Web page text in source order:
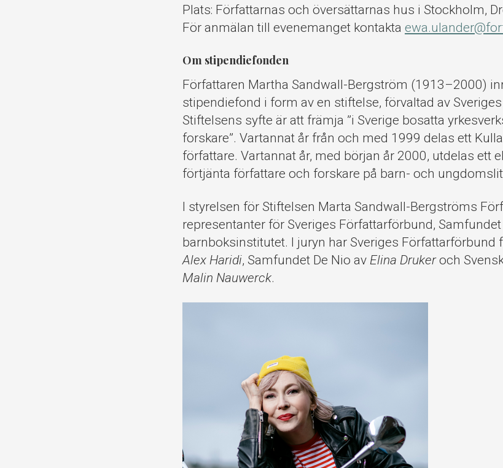
Plats: Författarnas och översättarnas hus i Stockholm,
För anmälan till evenemanget kontakta
Om stipendiefonden
Författaren Martha Sandwall-Bergström (1913–2000)
stipendiefond i form av en stiftelse, förvaltad av
Stiftelsens syfte är att främja ”i Sverige bosatta
forskare”. Vartannat år från och med 1999 delas ett
författare. Vartannat år, med början år 2000, utdelas ett
förtjänta författare och forskare på barn- och
I styrelsen för Stiftelsen Marta Sandwall-Bergströms
representanter för Sveriges Författarförbund,
barnboksinstitutet. I juryn har Sveriges Författarförbund
Alex Haridi, Samfundet De Nio av Elina Drukeroch
Malin Nauwerck.